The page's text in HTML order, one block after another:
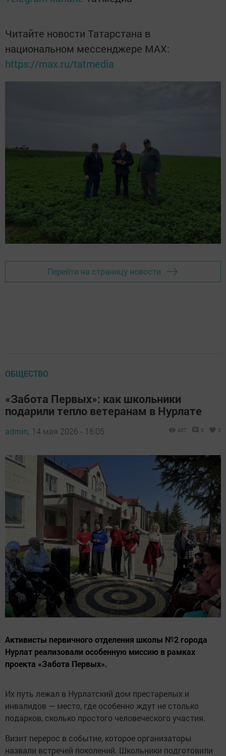
Читайте новости Татарстана в
национальном мессенджере MАХ:
https://max.ru/tatmedia
Перейти на страницу новости
ОБЩЕСТВО
«Забота Первых»: как школьники
подарили тепло ветеранам в Нурлате
admin, 14 мая 2026 - 16:05 407 0 0
Активисты первичного отделения школы №2 города
Нурлат реализовали особенную миссию в рамках
проекта «Забота Первых».
Их путь лежал в Нурлатский дом престарелых и
инвалидов — место, где особенно ждут не столько
подарков, сколько простого человеческого участия.
Визит перерос в событие, которое организаторы
назвали встречей поколений. Школьники подготовили